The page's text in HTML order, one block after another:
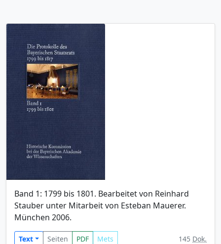
Band 1: 1799 bis 1801. Bearbeitet von Reinhard
Stauber unter Mitarbeit von Esteban Mauerer.
München 2006.
Text Seiten PDF Mets 145 Dok.